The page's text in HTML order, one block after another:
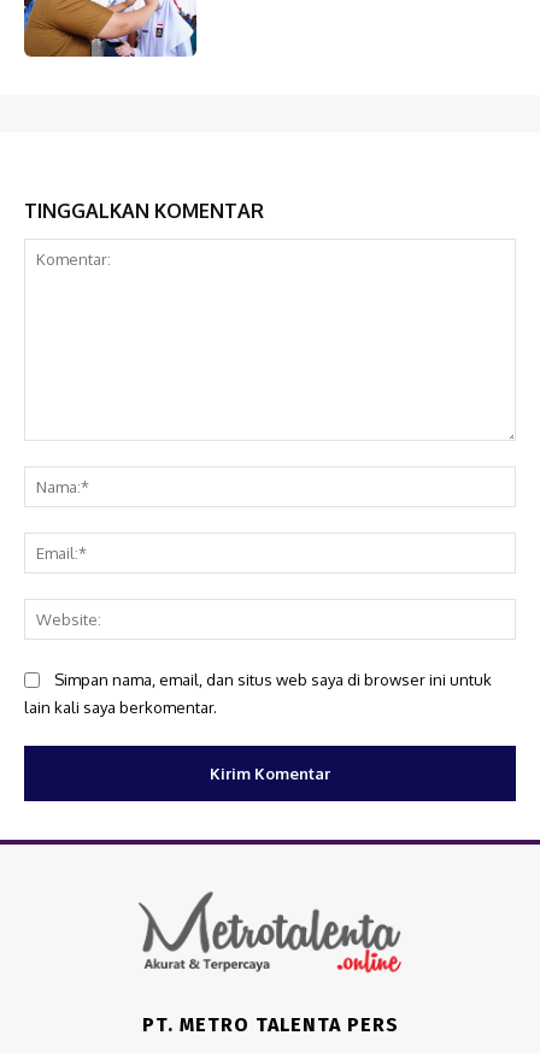
TINGGALKAN KOMENTAR
Simpan nama, email, dan situs web saya di browser ini untuk
lain kali saya berkomentar.
PT. METRO TALENTA PERS